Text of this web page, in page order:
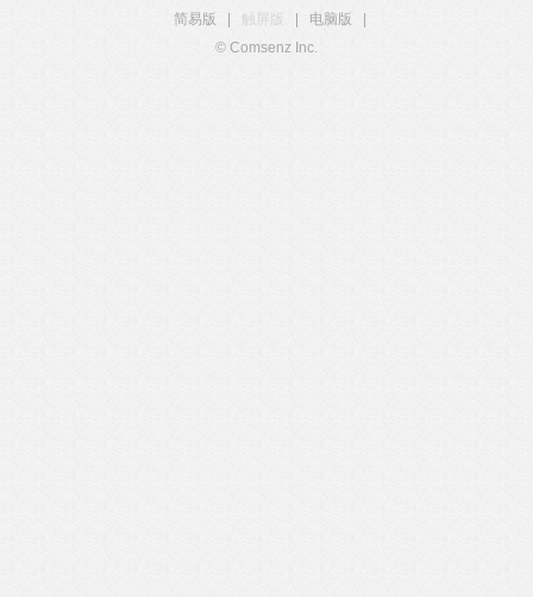
简易版
触屏版 电脑版
© Comsenz Inc.